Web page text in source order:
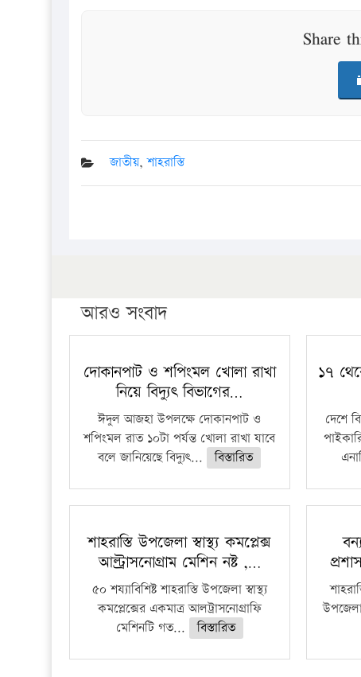
Share
জাতীয়,শাহরাস্তি
আরও সংবাদ
দোকানপাট ও শপিংমল খোলা রাখা
নিয়ে বিদ্যুৎ বিভাগের…
ঈদুল আজহা উপলক্ষে দোকানপাট ও
শপিংমল রাত ১০টা পর্যন্ত খোলা রাখা যাবে
বলে জানিয়েছে বিদ্যুৎ...
বিস্তারিত
১৭
দেশে
শাহরাস্তি উপজেলা স্বাস্থ্য কমপ্লেক্স
আল্ট্রাসনোগ্রাম মেশিন নষ্ট ,…
৫০ শয্যাবিশিষ্ট শাহরাস্তি উপজেলা স্বাস্থ্য
কমপ্লেক্সের একমাত্র আলট্রাসনোগ্রাফি
মেশিনটি গত...
বিস্তারিত